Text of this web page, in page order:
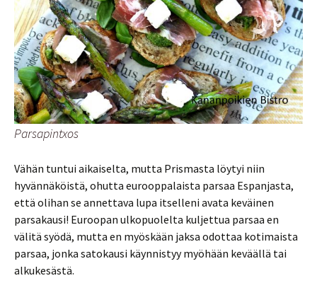
Parsapintxos
Vähän tuntui aikaiselta, mutta Prismasta löytyi niin
hyvännäköistä, ohutta eurooppalaista parsaa Espanjasta,
että olihan se annettava lupa itselleni avata keväinen
parsakausi! Euroopan ulkopuolelta kuljettua parsaa en
välitä syödä, mutta en myöskään jaksa odottaa kotimaista
parsaa, jonka satokausi käynnistyy myöhään keväällä tai
alkukesästä.